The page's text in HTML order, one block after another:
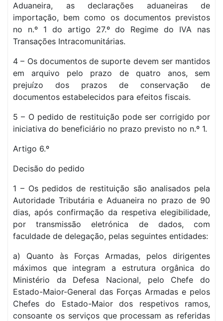
Aduaneira, as declarações aduaneiras de
importação, bem como os documentos previstos
no n.º 1 do artigo 27.º do Regime do IVA nas
Transações Intracomunitárias.
4 – Os documentos de suporte devem ser mantidos
em arquivo pelo prazo de quatro anos, sem
prejuízo dos prazos de conservação de
documentos estabelecidos para efeitos fiscais.
5 – O pedido de restituição pode ser corrigido por
iniciativa do beneficiário no prazo previsto no n.º 1.
Artigo 6.º
Decisão do pedido
1 – Os pedidos de restituição são analisados pela
Autoridade Tributária e Aduaneira no prazo de 90
dias, após confirmação da respetiva elegibilidade,
por transmissão eletrónica de dados, com
faculdade de delegação, pelas seguintes entidades:
a) Quanto às Forças Armadas, pelos dirigentes
máximos que integram a estrutura orgânica do
Ministério da Defesa Nacional, pelo Chefe do
Estado-Maior-General das Forças Armadas e pelos
Chefes do Estado-Maior dos respetivos ramos,
consoante os serviços que processam as referidas